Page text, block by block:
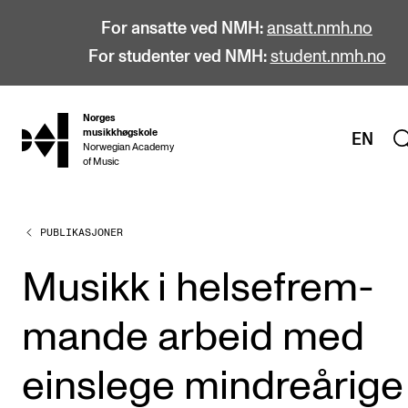
For ansatte ved NMH: ansatt.nmh.no
For studenter ved NMH: student.nmh.no
hjem
Norges
musikkhøgskole
Norwegian Academy
of Music
EN
STUDIER
Alle studier
Bachelor
Master
Doktorgrad
Årsstudium og videreutdanning
PUBLIKASJONER
Musikk i helse­frem­
man­de arbeid med
eins­le­ge mindre­åri­ge